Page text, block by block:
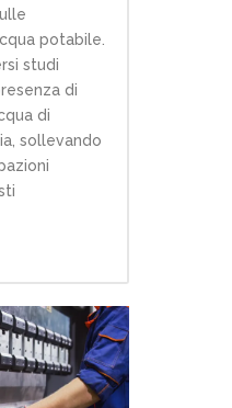
potabile.
studi
di
di
sollevando